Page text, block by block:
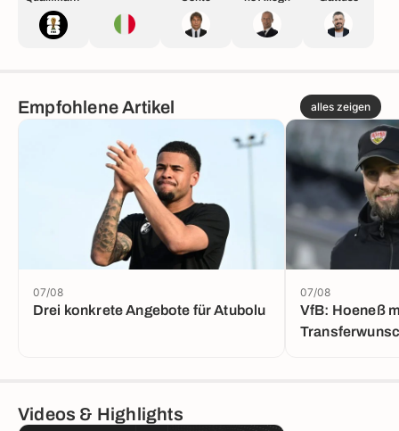
n Europa
Empfohlene Artikel alles zeigen
Drei konkrete Angebote für Atubolu
07/08
VfB: Hoeneß
07/08
Videos & Highlights